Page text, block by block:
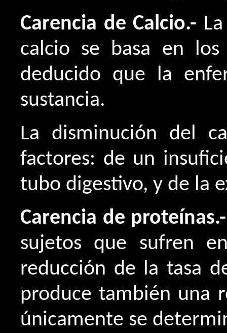
Carencia de Calcio.-
calcio se basa en
deducido que la
sustancia.
La disminución del
factores: de un
tubo digestivo, y de la
Carencia de proteínas.-
sujetos que sufren
reducción de la tasa
produce también una
únicamente se